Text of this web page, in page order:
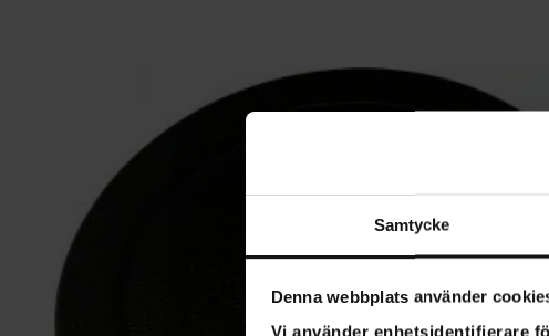
Samtycke
Denna webbplats använder
Vi använder enhetsidentifierare